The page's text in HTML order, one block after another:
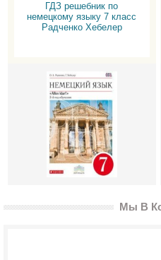
ГДЗ решебник по
немецкому языку 7 класс
Радченко Хебелер
Мы В